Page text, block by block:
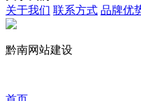
关于我们 联系方式 品牌优
黔南网站建设